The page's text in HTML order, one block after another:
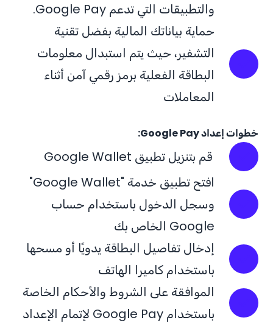
والتطبيقات التي تدعم Google Pay.
حماية بياناتك المالية بفضل تقنية
التشفير، حيث يتم استبدال معلومات
البطاقة الفعلية برمز رقمي آمن أثناء
المعاملات
خطوات إعداد Google Pay:
قم بتنزيل تطبيق Google Wallet
افتح تطبيق خدمة "Google Wallet"
وسجل الدخول باستخدام حساب
Google الخاص بك
إدخال تفاصيل البطاقة يدويًا أو مسحها
باستخدام كاميرا الهاتف
الموافقة على الشروط والأحكام الخاصة
باستخدام Google Pay لإتمام الإعداد